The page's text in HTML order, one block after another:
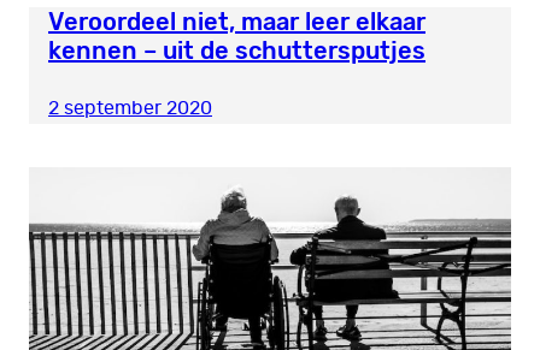
Veroordeel niet, maar leer elkaar
kennen – uit de schuttersputjes
2 september 2020